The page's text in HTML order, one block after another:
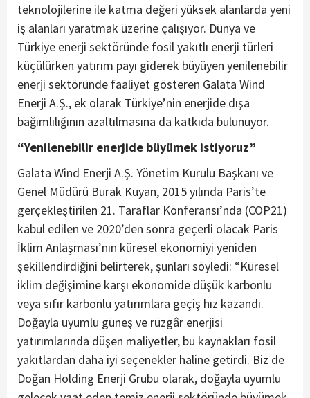
teknolojilerine ile katma değeri yüksek alanlarda yeni
iş alanları yaratmak üzerine çalışıyor. Dünya ve
Türkiye enerji sektöründe fosil yakıtlı enerji türleri
küçülürken yatırım payı giderek büyüyen yenilenebilir
enerji sektöründe faaliyet gösteren Galata Wind
Enerji A.Ş., ek olarak Türkiye’nin enerjide dışa
bağımlılığının azaltılmasına da katkıda bulunuyor.
“Yenilenebilir enerjide büyümek istiyoruz”
Galata Wind Enerji A.Ş. Yönetim Kurulu Başkanı ve
Genel Müdürü Burak Kuyan, 2015 yılında Paris’te
gerçekleştirilen 21. Taraflar Konferansı’nda (COP21)
kabul edilen ve 2020’den sonra geçerli olacak Paris
İklim Anlaşması’nın küresel ekonomiyi yeniden
şekillendirdiğini belirterek, şunları söyledi: “Küresel
iklim değişimine karşı ekonomide düşük karbonlu
veya sıfır karbonlu yatırımlara geçiş hız kazandı.
Doğayla uyumlu güneş ve rüzgâr enerjisi
yatırımlarında düşen maliyetler, bu kaynakları fosil
yakıtlardan daha iyi seçenekler haline getirdi. Biz de
Doğan Holding Enerji Grubu olarak, doğayla uyumlu